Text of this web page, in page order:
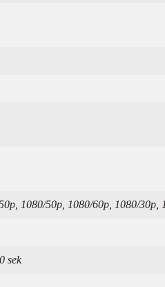
1080/50p, 1080/60p, 1080/
sek